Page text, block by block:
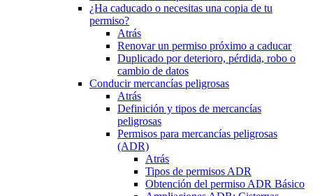
¿Ha caducado o necesitas una copia de tu
permiso?
Atrás
Renovar un permiso próximo a caducar
Duplicado por deterioro, pérdida, robo o
cambio de datos
Conducir mercancías peligrosas
Atrás
Definición y tipos de mercancías
peligrosas
Permisos para mercancías peligrosas
(ADR)
Atrás
Tipos de permisos ADR
Obtención del permiso ADR Básico